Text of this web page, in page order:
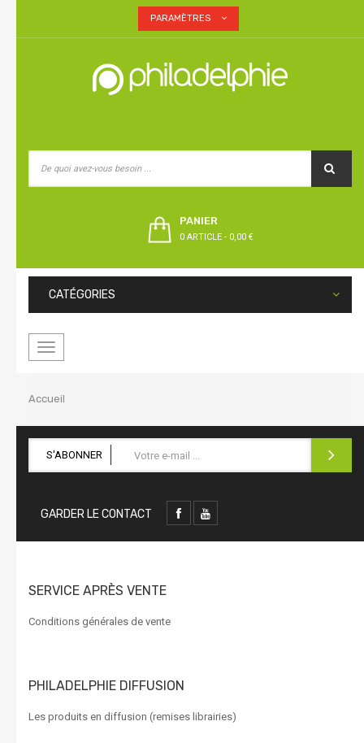
PARAMÈTRES
PANIER
0 ARTICLE - 0,00 €
CATÉGORIES
Basculer
Accueil
S'ABONNER
GARDER LE CONTACT
SERVICE APRÈS VENTE
Conditions générales de vente
PHILADELPHIE DIFFUSION
Les produits en diffusion (remises librairies)